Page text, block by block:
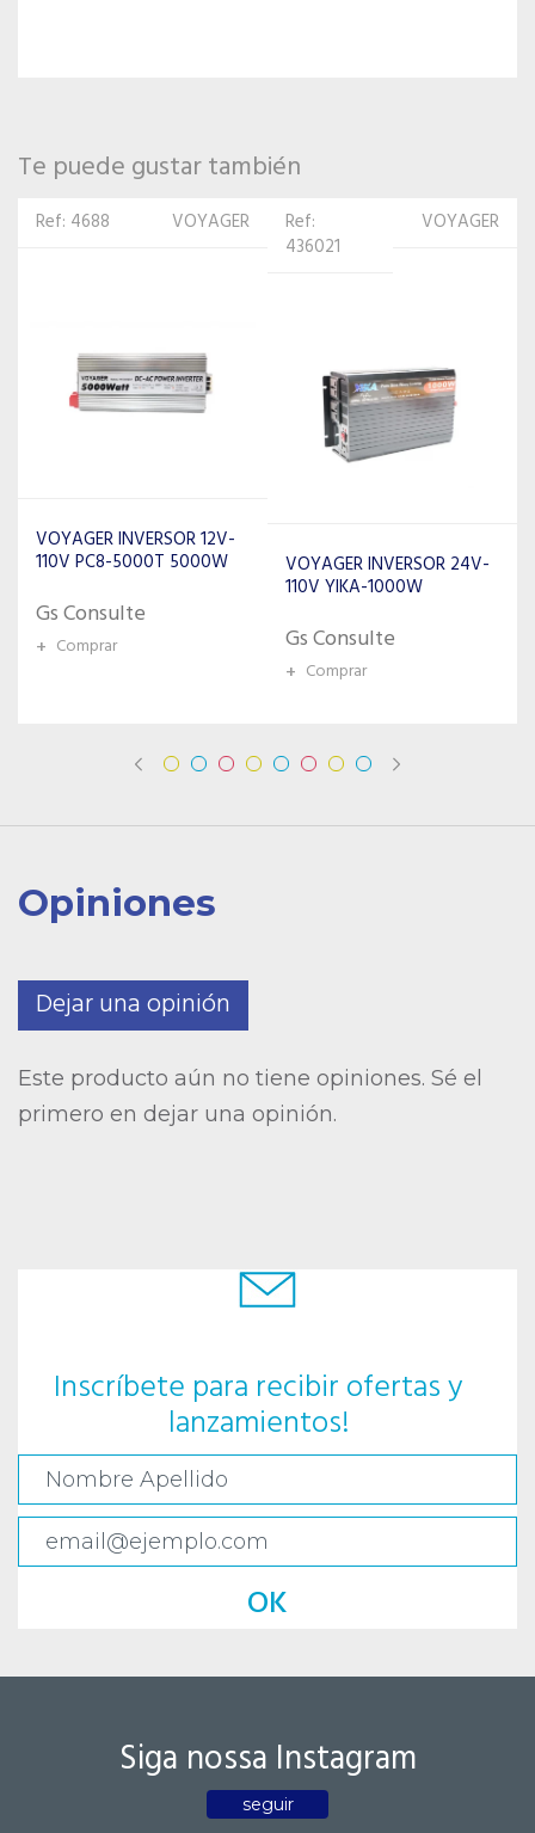
Te puede gustar también
Ref:
VOYAGER
VOYAGER INVERSOR 24V-
Gs Consulte
Ref: 23184 VOYAGER
110V PC8-400F 400W
+ Comprar
Opiniones
Dejar una opinión
Este producto aún no tiene opiniones. Sé el
primero en dejar una opinión.
Inscríbete para recibir ofertas y
lanzamientos!
OK
Siga nossa Instagram
seguir